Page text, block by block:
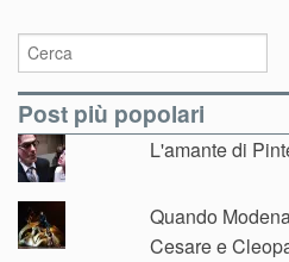
Post più popolari
L'amante di
Quando
Cesare e